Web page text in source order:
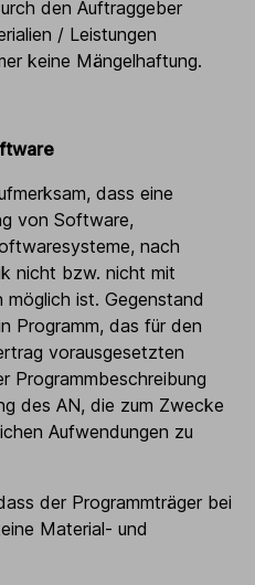
den Auftraggeber
/ Leistungen
keine Mängelhaftung.
dass eine
von Software,
nach
nicht bzw. nicht mit
möglich ist. Gegenstand
Programm, das für den
vorausgesetzten
Programmbeschreibung
des AN, die zum Zwecke
Aufwendungen zu
der Programmträger bei
Material- und